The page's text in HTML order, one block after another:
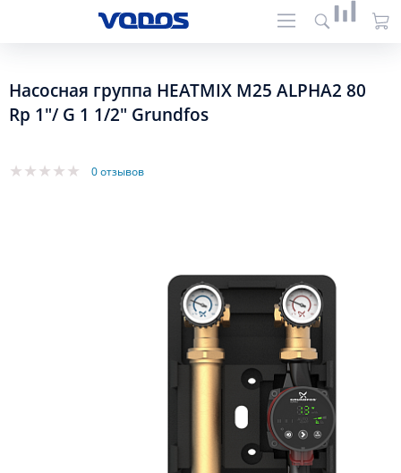
Насосная группа HEATMIX M25 ALPHA2 80
Rp 1"/ G 1 1/2" Grundfos
0 отзывов